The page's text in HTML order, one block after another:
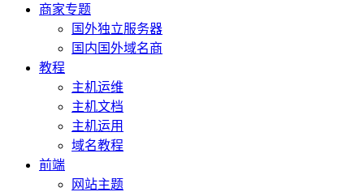
商家专题
国外独立服务器
国内国外域名商
教程
主机运维
主机文档
主机运用
域名教程
前端
网站主题